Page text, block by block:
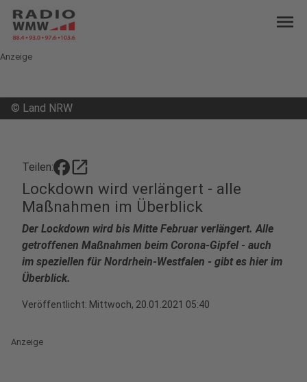
menu
Anzeige
© Land NRW
Teilen: open_in_new
Lockdown wird verlängert - alle
Maßnahmen im Überblick
Der Lockdown wird bis Mitte Februar verlängert. Alle
getroffenen Maßnahmen beim Corona-Gipfel - auch
im speziellen für Nordrhein-Westfalen - gibt es hier im
Überblick.
Veröffentlicht: Mittwoch, 20.01.2021 05:40
Anzeige